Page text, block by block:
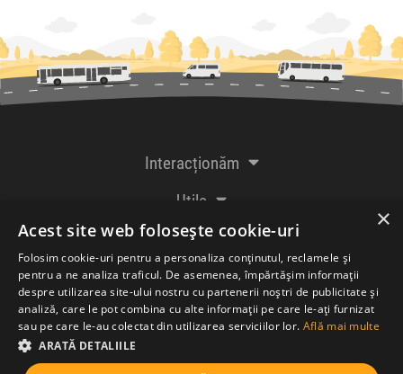
Interacționăm
Utile
De la creatorii
Acceptăm plăți cu
×
Acest site web folosește cookie-uri
Folosim cookie-uri pentru a personaliza conținutul, reclamele și
pentru a ne analiza traficul. De asemenea, împărtășim informații
despre utilizarea site-ului nostru cu partenerii noștri de publicitate și
analiză, care le pot combina cu alte informații pe care le-ați furnizat
sau pe care le-au colectat din utilizarea serviciilor lor. Află mai multe
ARATĂ DETALIILE